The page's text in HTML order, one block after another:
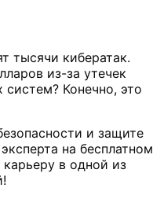
тысячи кибератак.
из-за утечек
Конечно, это
и защите
на бесплатном
в одной из